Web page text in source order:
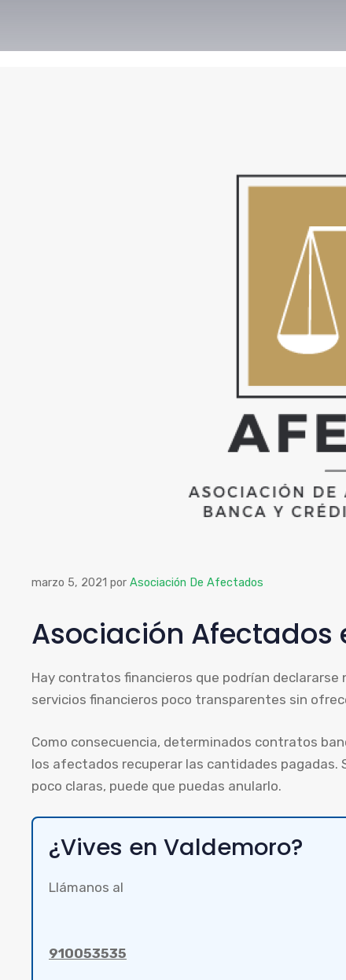
marzo 5, 2021 por Asociación De Afectados
Asociación Afectados
Hay contratos financieros que podrían declararse
servicios financieros poco transparentes sin
Como consecuencia, determinados contratos
los afectados recuperar las cantidades
poco claras, puede que puedas anularlo.
¿Vives en Valdemoro?
Llámanos al
910053535